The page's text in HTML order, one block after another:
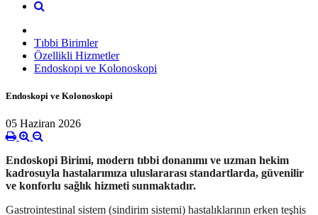
Tıbbi Birimler
Özellikli Hizmetler
Endoskopi ve Kolonoskopi
Endoskopi ve Kolonoskopi
05 Haziran 2026
Endoskopi Birimi, modern tıbbi donanımı ve uzman hekim
kadrosuyla hastalarımıza uluslararası standartlarda, güvenilir
ve konforlu sağlık hizmeti sunmaktadır.
Gastrointestinal sistem (sindirim sistemi) hastalıklarının erken teşhis